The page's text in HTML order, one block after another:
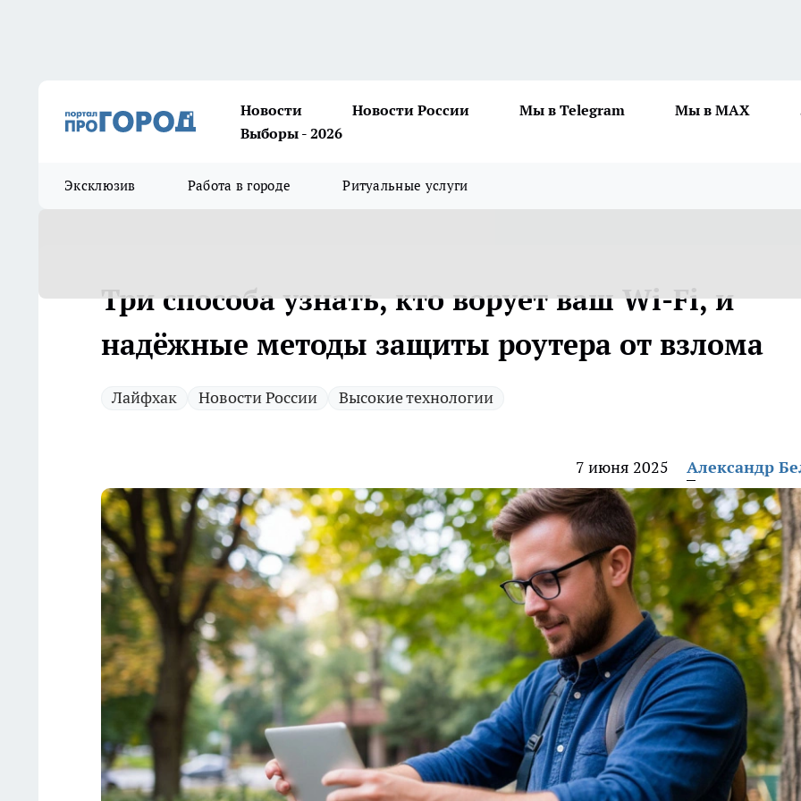
Новости Новости России Мы в Telegram Мы в MAX
Выборы - 2026
Эксклюзив Работа в городе Ритуальные услуги
Три способа узнать, кто ворует ваш Wi-Fi, и
надёжные методы защиты роутера от взлома
Лайфхак Новости России Высокие технологии
7 июня 2025 Александр